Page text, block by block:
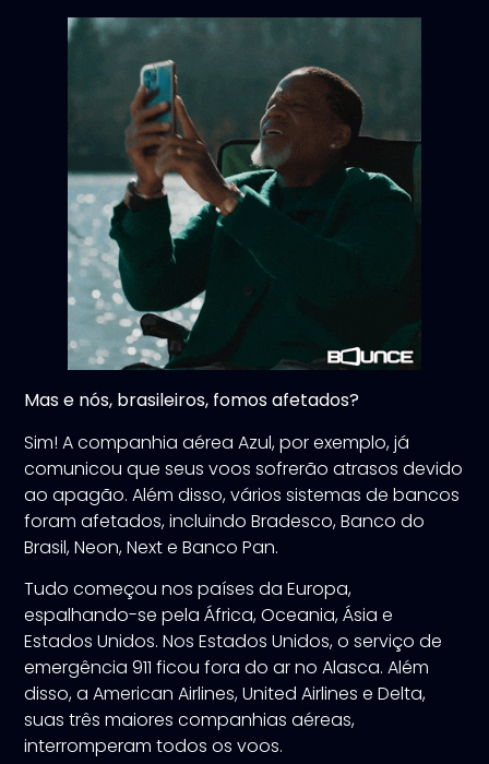
Mas e nós, brasileiros, fomos afetados?
Sim! A companhia aérea Azul, por exemplo, já
comunicou que seus voos sofrerão atrasos devido
ao apagão. Além disso, vários sistemas de bancos
foram afetados, incluindo Bradesco, Banco do
Brasil, Neon, Next e Banco Pan.
Tudo começou nos países da Europa,
espalhando-se pela África, Oceania, Ásia e
Estados Unidos. Nos Estados Unidos, o serviço de
emergência 911 ficou fora do ar no Alasca. Além
disso, a American Airlines, United Airlines e Delta,
suas três maiores companhias aéreas,
interromperam todos os voos.